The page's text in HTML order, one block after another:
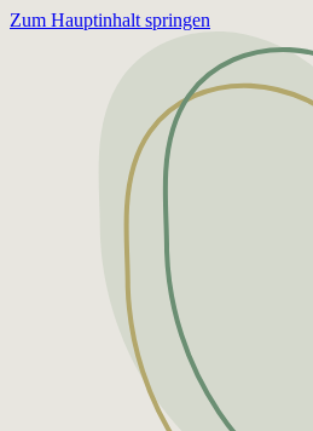
Zum Hauptinhalt springen